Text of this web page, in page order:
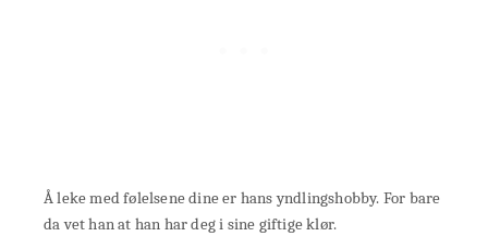
Å leke med følelsene dine er hans yndlingshobby. For bare
da vet han at han har deg i sine giftige klør.